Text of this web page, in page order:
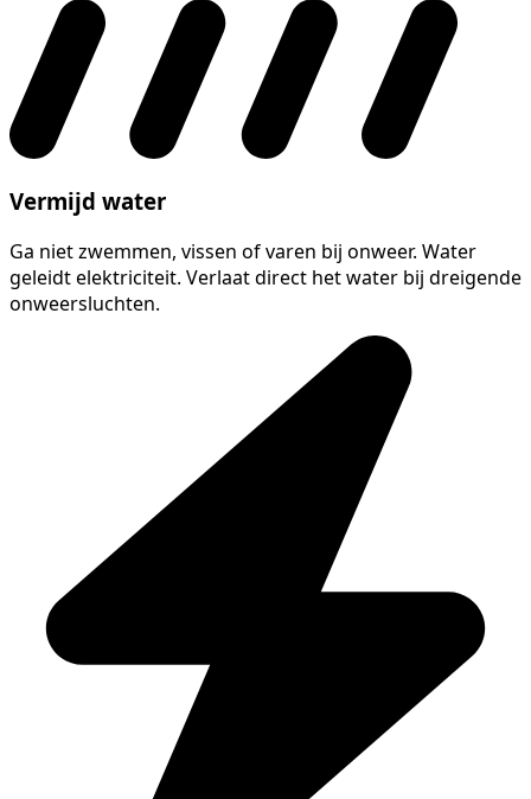
Vermijd water
Ga niet zwemmen, vissen of varen bij onweer. Water
geleidt elektriciteit. Verlaat direct het water bij dreigende
onweersluchten.